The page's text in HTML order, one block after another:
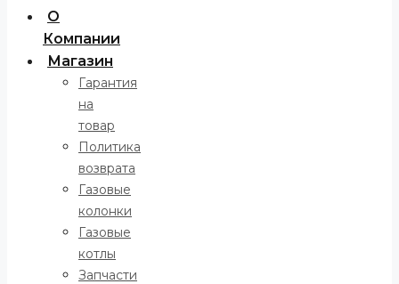
О
Компании
Магазин
Гарантия
на
товар
Политика
возврата
Газовые
колонки
Газовые
котлы
Запчасти